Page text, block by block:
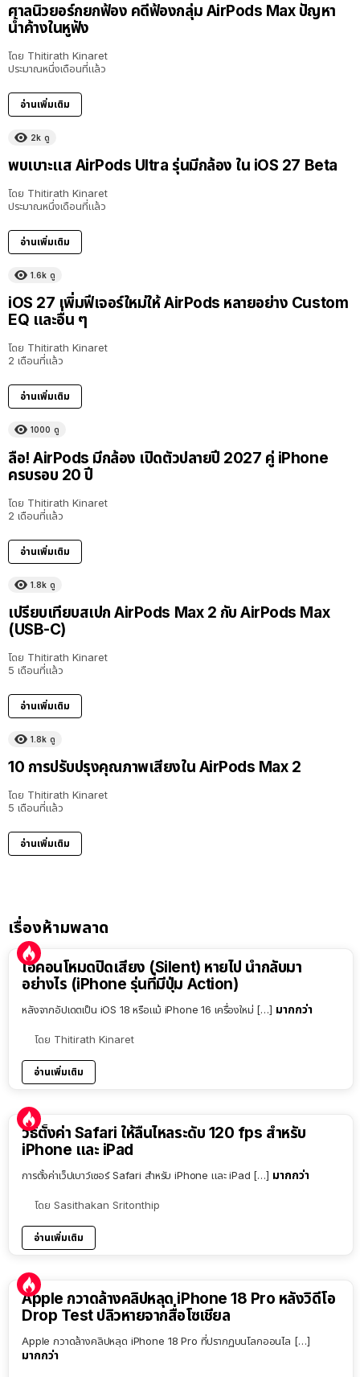
ศาลนิวยอร์กยกฟ้อง คดีฟ้องกลุ่ม AirPods Max ปัญหา
น้ำค้างในหูฟัง
โดย Thitirath Kinaret
ประมาณหนึ่งเดือนที่แล้ว
อ่านเพิ่มเติม
2k ดู
พบเบาะแส AirPods Ultra รุ่นมีกล้อง ใน iOS 27 Beta
โดย Thitirath Kinaret
ประมาณหนึ่งเดือนที่แล้ว
อ่านเพิ่มเติม
1.6k ดู
iOS 27 เพิ่มฟีเจอร์ใหม่ให้ AirPods หลายอย่าง Custom
EQ และอื่น ๆ
โดย Thitirath Kinaret
2 เดือนที่แล้ว
อ่านเพิ่มเติม
1000 ดู
ลือ! AirPods มีกล้อง เปิดตัวปลายปี 2027 คู่ iPhone
ครบรอบ 20 ปี
โดย Thitirath Kinaret
2 เดือนที่แล้ว
อ่านเพิ่มเติม
1.8k ดู
เปรียบเทียบสเปก AirPods Max 2 กับ AirPods Max
(USB-C)
โดย Thitirath Kinaret
5 เดือนที่แล้ว
อ่านเพิ่มเติม
1.8k ดู
10 การปรับปรุงคุณภาพเสียงใน AirPods Max 2
โดย Thitirath Kinaret
5 เดือนที่แล้ว
อ่านเพิ่มเติม
เรื่องห้ามพลาด
ไอคอนโหมดปิดเสียง (Silent) หายไป นำกลับมา
อย่างไร (iPhone รุ่นที่มีปุ่ม Action)
หลังจากอัปเดตเป็น iOS 18 หรือแม้ iPhone 16 เครื่องใหม่ […] มากกว่า
โดย Thitirath Kinaret
อ่านเพิ่มเติม
วิธีตั้งค่า Safari ให้ลื่นไหลระดับ 120 fps สำหรับ
iPhone และ iPad
การตั้งค่าเว็ปเบาว์เซอร์ Safari สำหรับ iPhone และ iPad […] มากกว่า
โดย Sasithakan Sritonthip
อ่านเพิ่มเติม
Apple กวาดล้างคลิปหลุด iPhone 18 Pro หลังวิดีโอ
Drop Test ปลิวหายจากสื่อโซเชียล
Apple กวาดล้างคลิปหลุด iPhone 18 Pro ที่ปรากฏบนโลกออนไล […]
มากกว่า